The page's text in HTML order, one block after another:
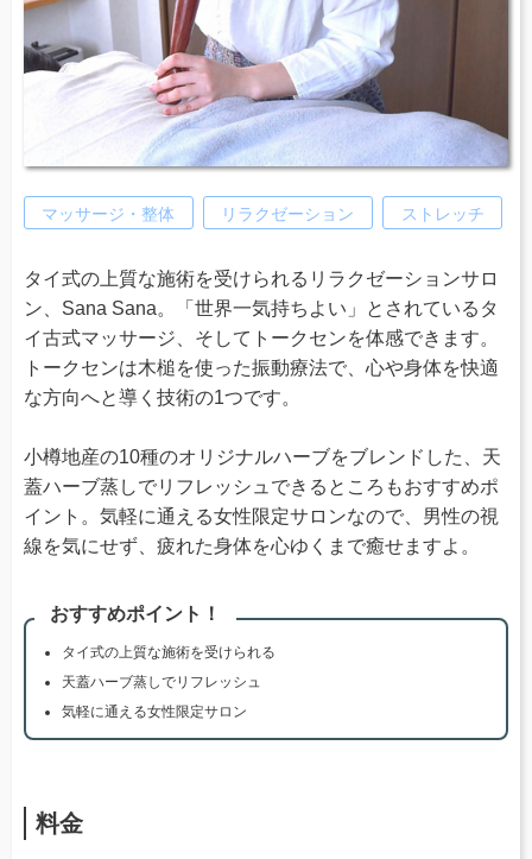
マッサージ・整体 リラクゼーション ストレッチ
タイ式の上質な施術を受けられるリラクゼーションサロ
ン、Sana Sana。「世界一気持ちよい」とされているタ
イ古式マッサージ、そしてトークセンを体感できます。
トークセンは木槌を使った振動療法で、心や身体を快適
な方向へと導く技術の1つです。
小樽地産の10種のオリジナルハーブをブレンドした、天
蓋ハーブ蒸しでリフレッシュできるところもおすすめポ
イント。気軽に通える女性限定サロンなので、男性の視
線を気にせず、疲れた身体を心ゆくまで癒せますよ。
おすすめポイント！
タイ式の上質な施術を受けられる
天蓋ハーブ蒸しでリフレッシュ
気軽に通える女性限定サロン
料金